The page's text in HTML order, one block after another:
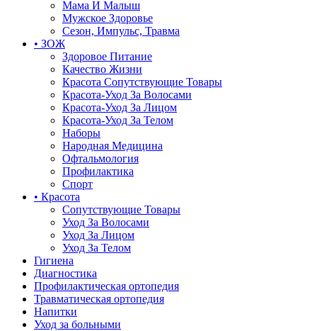
Мама И Малыш
Мужское Здоровье
Сезон, Импульс, Травма
• ЗОЖ
Здоровое Питание
Качество Жизни
Красота Сопутствующие Товары
Красота-Уход За Волосами
Красота-Уход За Лицом
Красота-Уход За Телом
Наборы
Народная Медицина
Офтальмология
Профилактика
Спорт
• Красота
Сопутствующие Товары
Уход За Волосами
Уход За Лицом
Уход За Телом
Гигиена
Диагностика
Профилактическая ортопедия
Травматическая ортопедия
Напитки
Уход за больными